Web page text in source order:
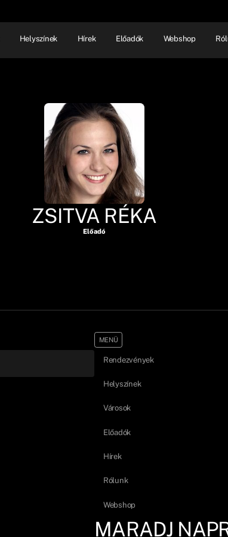
Helyszínek Hírek Előadók Webshop
ZSITVA RÉKA
Előadó
MENÜ
Rendezvények
Helyszínek
Városok
Előadók
Hírek
Rólunk
Webshop
MARADJ